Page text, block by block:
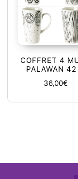
COFFRET 4
PALAWAN
36,00€